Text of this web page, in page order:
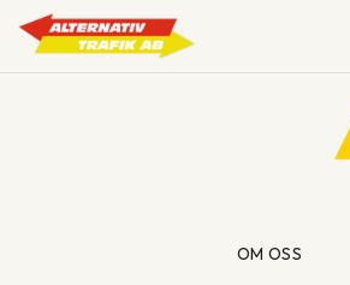
KOMMUNE OG SKOLE
OM OSS